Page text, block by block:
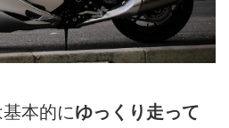
本的にゆっくり走って